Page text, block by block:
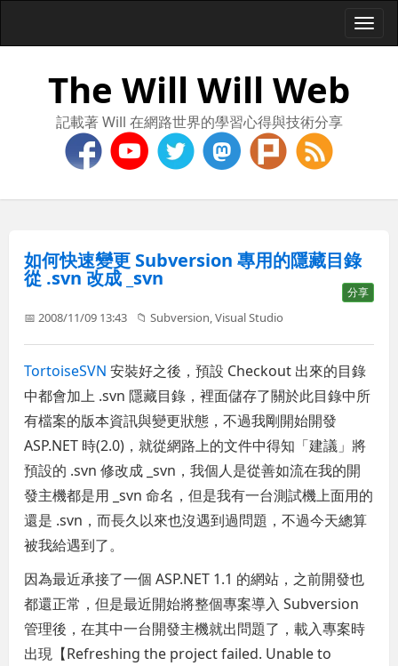
The Will Will Web
記載著 Will 在網路世界的學習心得與技術分享
如何快速變更 Subversion 專用的隱藏目錄
從 .svn 改成 _svn
分享
📅 2008/11/09 13:43 📁Subversion ,Visual Studio
TortoiseSVN 安裝好之後，預設 Checkout 出來的目錄
中都會加上 .svn 隱藏目錄，裡面儲存了關於此目錄中所
有檔案的版本資訊與變更狀態，不過我剛開始開發
ASP.NET 時(2.0)，就從網路上的文件中得知「建議」將
預設的 .svn 修改成 _svn，我個人是從善如流在我的開
發主機都是用 _svn 命名，但是我有一台測試機上面用的
還是 .svn，而長久以來也沒遇到過問題，不過今天總算
被我給遇到了。
因為最近承接了一個 ASP.NET 1.1 的網站，之前開發也
都還正常，但是最近開始將整個專案導入 Subversion
管理後，在其中一台開發主機就出問題了，載入專案時
出現【Refreshing the project failed. Unable to